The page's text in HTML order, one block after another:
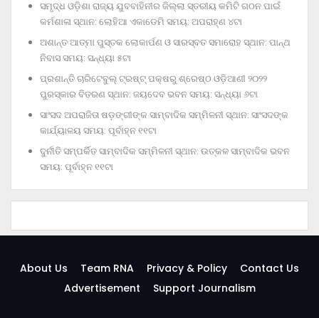
ସମୃଦ୍ଧ ଓଡ଼ିଶା ରାଜ୍ୟ ଯୁବବାହିନୀର ଜିଲ୍ଲା ସ୍ତରୀୟ କମିଟି ଗଠନ ପାଇଁ
କର୍ମଶାଳା ସ୍ଥାନ: ଲୋହିଆ ଏକାଡେମି ସମୟ: ଅପରାହ୍‌ଣ ୪ଟା
ଅଶାନ୍ତ ଆତ୍ମା ପୁସ୍ତକ ଲୋକାର୍ପଣ ଓ ସାରସ୍ବତ ସମାରୋହ ସ୍ଥାନ: ପାନ୍ଥ
ନିବାସ ସମୟ: ସନ୍ଧ୍ୟା ୫ଟା
ପ୍ରଶାନ୍ତି ଚାରିଟେବୁଲ୍‌ ଟ୍ରଷ୍ଟ୍‌ ପକ୍ଷରୁ ଶ୍ରେଷ୍ଠ ଓଡ଼ିଆଣୀ ୨୦୨୨
ପୁରସ୍କାର ବିତରଣ ସ୍ଥାନ: ଜୟଦେବ ଭବନ ସମୟ: ସନ୍ଧ୍ୟା ୬ଟା
ସାଂସଦ ଅପରାଜିତା ଷଡ଼ଙ୍ଗୀଙ୍କ ସାମ୍ବାଦିକ ସମ୍ମିଳନୀ ସ୍ଥାନ: ସାଂସଦଙ୍କ
କାର୍ଯ୍ୟାଳୟ ସମୟ: ପୂର୍ବାହ୍ନ ୧୧ଟା
ଦୁର୍ନୀତି ସମ୍ପର୍କିତ ସାମ୍ବାଦିକ ସମ୍ମିଳନୀ ସ୍ଥାନ: ଉତ୍କଳ ସାମ୍ବାଦିକ ଭବନ
ସମୟ: ପୂର୍ବାହ୍ନ ୧୧ଟା
About Us Team RNA Privacy & Policy
Contact Us
Advertisement
Support Journalism